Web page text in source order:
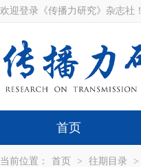
欢迎登录《传播力研究》杂志社！
首页
当前位置： 首页 > 往期目录 >